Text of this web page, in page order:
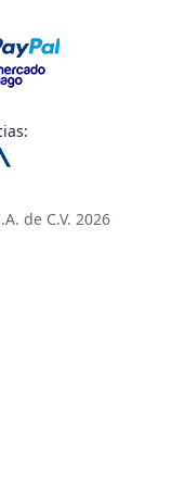
de C.V. 2026